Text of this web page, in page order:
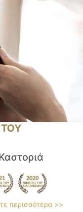
ΤΟΥ
περισσότερα >>